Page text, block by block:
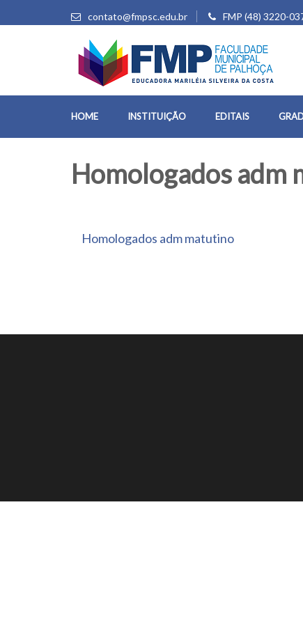
contato@fmpsc.edu.br FMP (48) 3220-
HOME INSTITUIÇÃO EDITAIS
Homologados adm
Homologados adm matutino